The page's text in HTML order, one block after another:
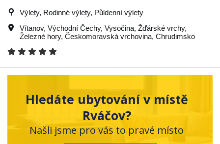
Výlety, Rodinné výlety, Půldenní výlety
Vítanov, Východní Čechy, Vysočina, Žďárské vrchy,
Železné hory, Českomoravská vrchovina, Chrudimsko
Hledáte ubytování v místě
Rváčov?
Našli jsme pro vás to pravé místo